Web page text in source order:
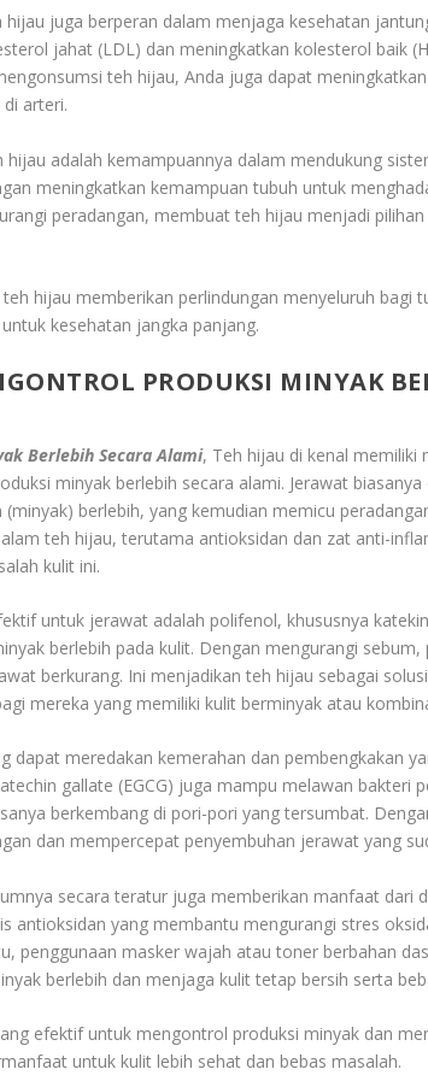
juga berperan dalam menjaga kesehatan
jahat (LDL) dan meningkatkan kolesterol baik
teh hijau, Anda juga dapat
arteri.
adalah kemampuannya dalam mendukung
meningkatkan kemampuan tubuh untuk
peradangan, membuat teh hijau menjadi
hijau memberikan perlindungan menyeluruh bagi
kesehatan jangka panjang.
PRODUKSI MINYAK
Berlebih Secara Alami, Teh hijau di kenal memiliki
minyak berlebih secara alami. Jerawat biasanya
berlebih, yang kemudian memicu
teh hijau, terutama antioksidan dan zat anti-
kulit ini.
untuk jerawat adalah polifenol, khususnya
berlebih pada kulit. Dengan mengurangi sebum,
berkurang. Ini menjadikan teh hijau sebagai
mereka yang memiliki kulit berminyak atau
dapat meredakan kemerahan dan pembengkakan
gallate (EGCG) juga mampu melawan bakteri
berkembang di pori-pori yang tersumbat.
dan mempercepat penyembuhan jerawat yang
secara teratur juga memberikan manfaat dari
antioksidan yang membantu mengurangi stres
penggunaan masker wajah atau toner berbahan
berlebih dan menjaga kulit tetap bersih serta
efektif untuk mengontrol produksi minyak dan
untuk kulit lebih sehat dan bebas masalah.